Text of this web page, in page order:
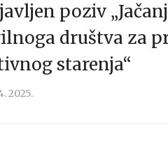
poziv
društva za
starenja“
2025.